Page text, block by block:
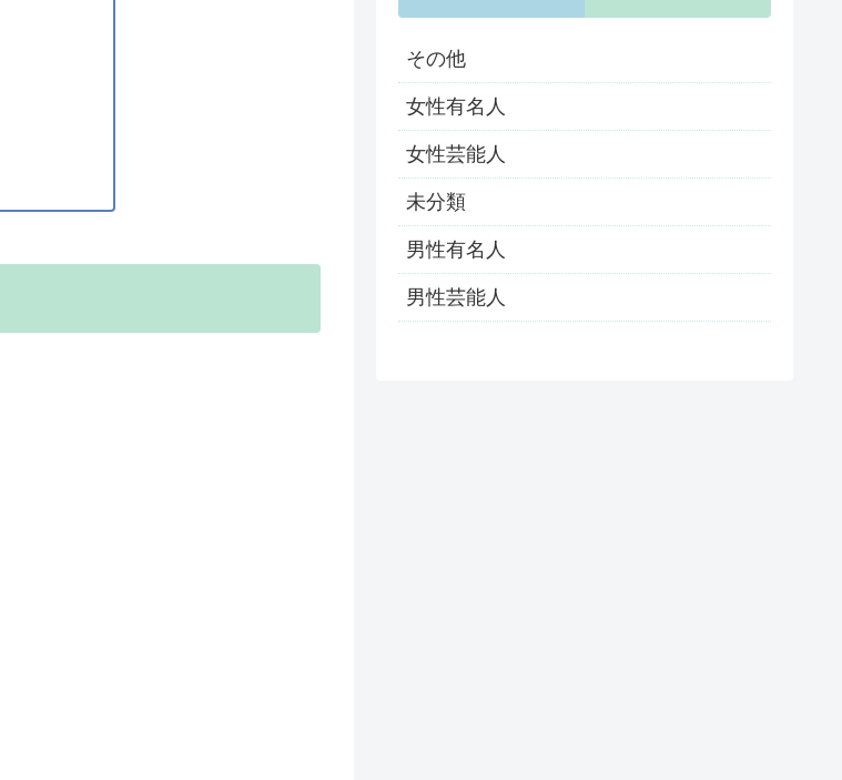
その他
女性有名人
女性芸能人
未分類
男性有名人
男性芸能人